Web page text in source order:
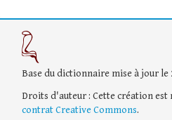
Base du dictionnaire mise à jour le
Droits d'auteur : Cette création est
contrat Creative Commons.